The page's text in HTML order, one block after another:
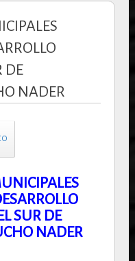
DE
NADER
SUR DE
NADER